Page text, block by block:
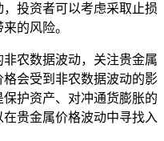
投资者可以考虑采取止损
的风险。
农数据波动，关注贵金属
会受到非农数据波动的影
护资产、对冲通货膨胀的
贵金属价格波动中寻找入